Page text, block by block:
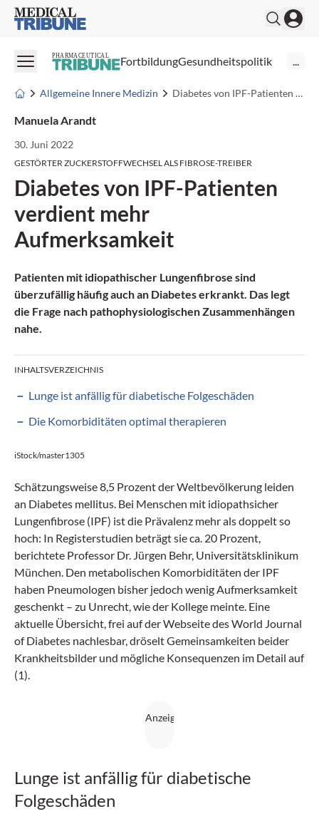
Medical Tribune
PHARMACEUTICAL FortbildungGesundheitspolitik ...
Allgemeine Innere Medizin Diabetes von IPF-Patienten verdient mehr Aufmerksamkeit
Manuela Arandt
30. Juni 2022
GESTÖRTER ZUCKERSTOFFWECHSEL ALS FIBROSE-TREIBER
Diabetes von IPF-Patienten
verdient mehr
Aufmerksamkeit
Patienten mit idiopathischer Lungenfibrose sind
überzufällig häufig auch an Diabetes erkrankt. Das legt
die Frage nach pathophysiologischen Zusammenhängen
nahe.
INHALTSVERZEICHNIS
Lunge ist anfällig für diabetische Folgeschäden
Die Komorbiditäten optimal therapieren
iStock/master1305
Schätzungsweise 8,5 Prozent der Weltbevölkerung leiden
an Diabetes mellitus. Bei Menschen mit idiopathsicher
Lungenfibrose (IPF) ist die Prävalenz mehr als doppelt so
hoch: In Registerstudien beträgt sie ca. 20 Prozent,
berichtete Professor Dr. Jürgen Behr, Universitätsklinikum
München. Den metabolischen Komorbiditäten der IPF
haben Pneumologen bisher jedoch wenig Aufmerksamkeit
geschenkt – zu Unrecht, wie der Kollege meinte. Eine
aktuelle Übersicht, frei auf der Webseite des World Journal
of Diabetes nachlesbar, dröselt Gemeinsamkeiten beider
Krankheitsbilder und mögliche Konsequenzen im Detail auf
(1).
Lunge ist anfällig für diabetische
Folgeschäden